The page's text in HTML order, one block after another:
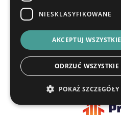
NIESKLASYFIKOWANE
AKCEPTUJ WSZYSTKIE
ODRZUĆ WSZYSTKIE
POKAŻ SZCZEGÓŁY